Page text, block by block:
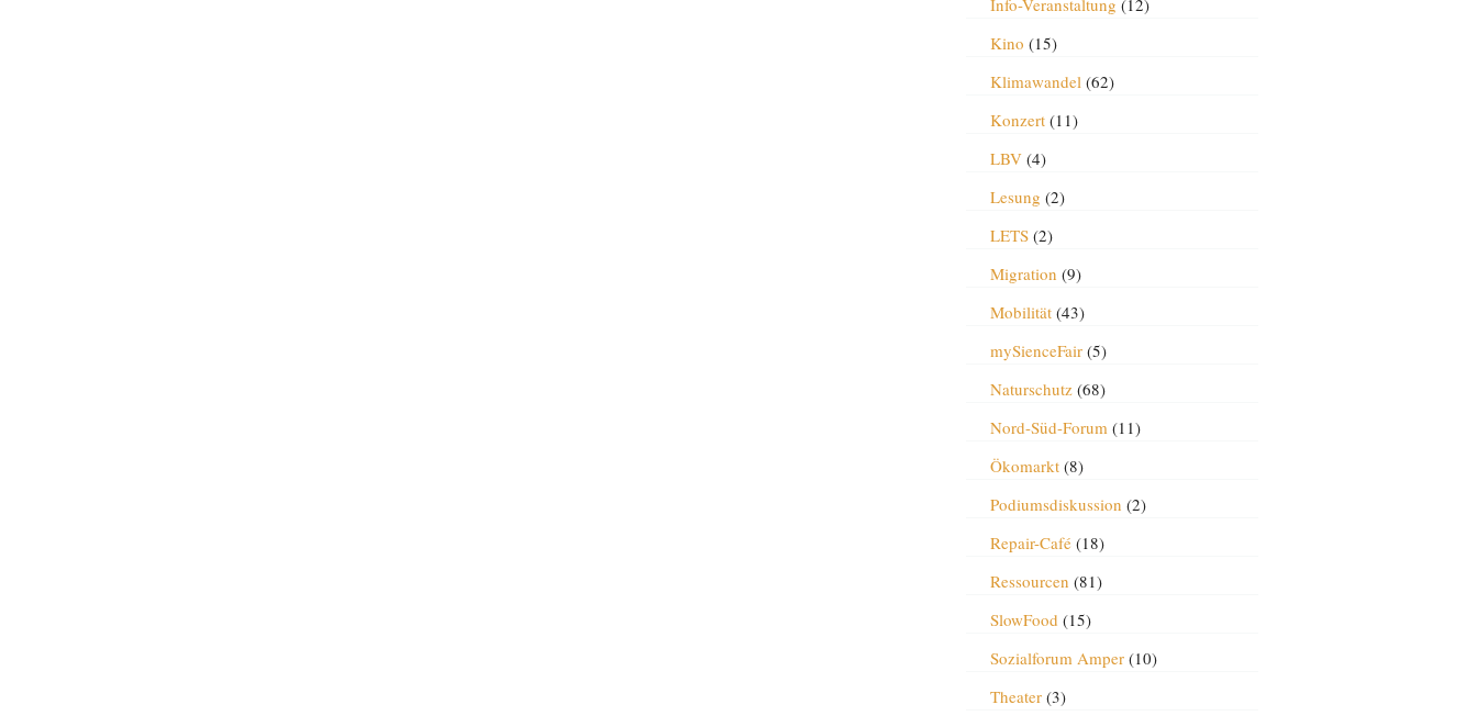
Info-Veranstaltung (12)
Kino (15)
Klimawandel(62)
Konzert(11)
LBV(4)
Lesung (2)
LETS(2)
Migration (9)
Mobilität(43)
mySienceFair(5)
Naturschutz(68)
Nord-Süd-Forum(11)
Ökomarkt(8)
Podiumsdiskussion (2)
Repair-Café(18)
Ressourcen (81)
SlowFood (15)
Sozialforum Amper(10)
Theater(3)